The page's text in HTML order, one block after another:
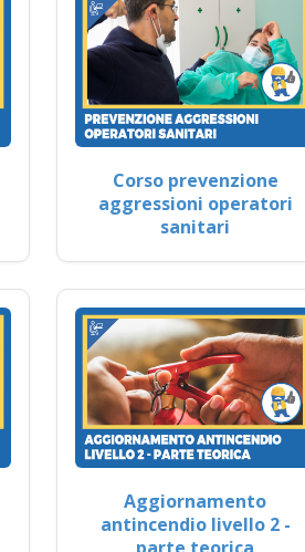
Corso prevenzione
aggressioni operatori
sanitari
Aggiornamento
antincendio livello 2 -
parte teorica